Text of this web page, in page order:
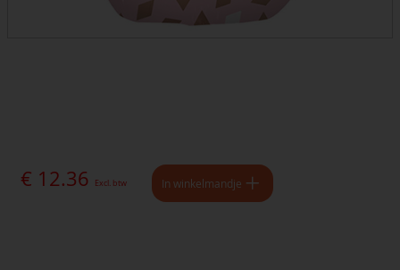
€ 12.36 Excl. btw In winkelmandje